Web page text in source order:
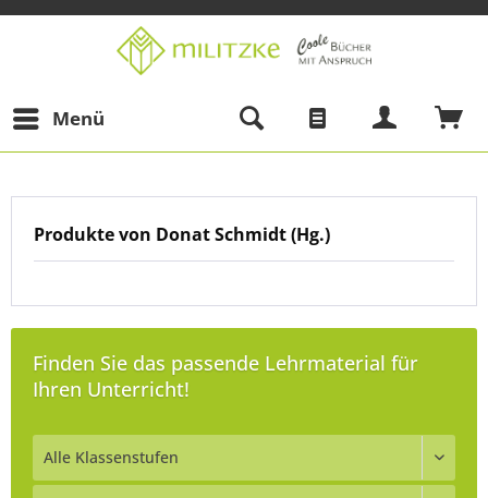
Menü
Produkte von Donat Schmidt (Hg.)
Finden Sie das passende Lehrmaterial für
Ihren Unterricht!